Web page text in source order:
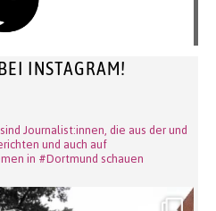
INSTAGRAM!
Journalist:innen, die aus der und
und auch auf
in #Dortmund schauen